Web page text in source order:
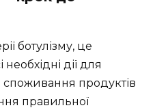
ботулізму, це
дії для
споживання продуктів
правильної